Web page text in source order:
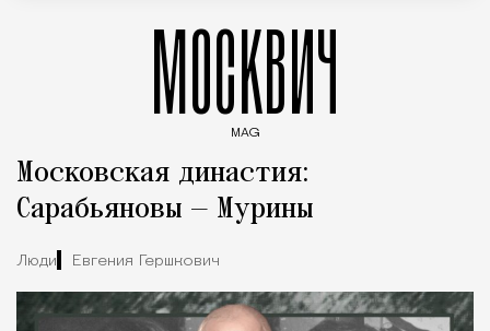
МОСКВИЧ
MAG
Московская династия:
Сарабьяновы — Мурины
Люди Евгения Гершкович